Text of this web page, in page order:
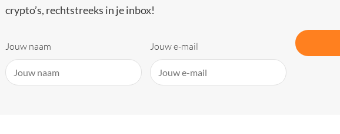
crypto’s, rechtstreeks in je inbox!
Jouw naam Jouw e-mail